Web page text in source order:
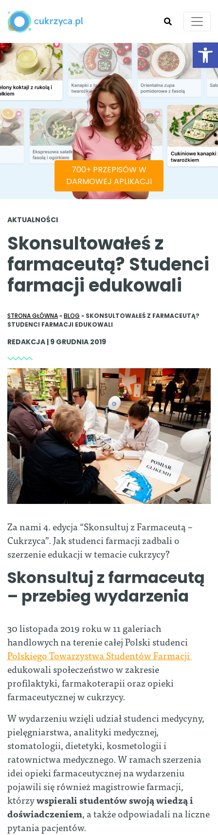
SZUKAJ
700+ PRZEPISÓW W
DARMOWEJ APLIKACJI
AKTUALNOŚCI
Skonsultowałeś z
farmaceutą? Studenci
farmacji edukowali
STRONA GŁÓWNA» BLOG » SKONSULTOWAŁEŚ Z FARMACEUTĄ?
STUDENCI FARMACJI EDUKOWALI
REDAKCJA | 9 GRUDNIA 2019
Za nami 4. edycja “Skonsultuj z Farmaceutą ​–
Cukrzyca”. Jak studenci farmacji zadbali o
szerzenie edukacji w temacie cukrzycy?
Skonsultuj z farmaceutą
– przebieg wydarzenia
30 listopada 2019 roku w 11 galeriach
handlowych na terenie całej Polski studenci
Polskiego Towarzystwa Studentów Farmacji
edukowali społeczeństwo w zakresie
profilaktyki, farmakoterapii oraz opieki
farmaceutycznej w cukrzycy.
W wydarzeniu wzięli udział studenci medycyny,
pielęgniarstwa, analityki medycznej,
stomatologii, dietetyki, kosmetologii i
ratownictwa medycznego. W ramach szerzenia
idei opieki farmaceutycznej na wydarzeniu
pojawili się również magistrowie farmacji,
którzywspierali studentów swoją wiedzą i
doświadczeniem, a także odpowiadali na liczne
pytania pacjentów.